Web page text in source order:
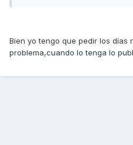
Bien yo tengo que pedir los días
problema,cuando lo tenga lo